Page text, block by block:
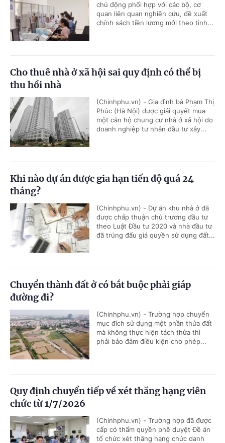
chủ động phối hợp với các bộ, cơ
quan liên quan nghiên cứu, đề xuất
chính sách tiền lương mới theo tinh...
Cho thuê nhà ở xã hội sai quy định có thể bị
thu hồi nhà
(Chinhphu.vn) - Gia đình bà Phạm Thị
Phúc (Hà Nội) được giải quyết mua
một căn hộ chung cư nhà ở xã hội do
doanh nghiệp tư nhân đầu tư xây...
Khi nào dự án được gia hạn tiến độ quá 24
tháng?
(Chinhphu.vn) - Dự án khu nhà ở đã
được chấp thuận chủ trương đầu tư
theo Luật Đầu tư 2020 và nhà đầu tư
đã trúng đấu giá quyền sử dụng đất...
Chuyển thành đất ở có bắt buộc phải giáp
đường đi?
(Chinhphu.vn) - Trường hợp chuyển
mục đích sử dụng một phần thửa đất
mà không thực hiện tách thửa thì
phải bảo đảm điều kiện cho phép...
Quy định chuyển tiếp về xét thăng hạng viên
chức từ 1/7/2026
(Chinhphu.vn) - Trường hợp đã được
cấp có thẩm quyền phê duyệt Đề án
tổ chức xét thăng hạng chức danh